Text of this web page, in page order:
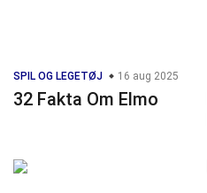
SPIL OG LEGETØJ 16 aug 2025
32 Fakta Om Elmo